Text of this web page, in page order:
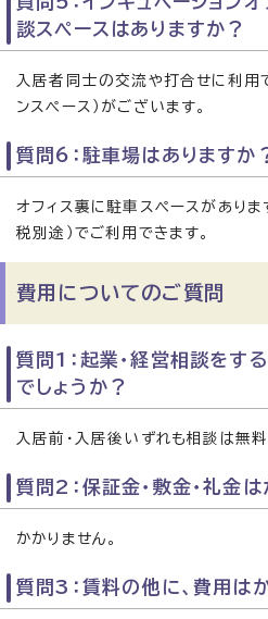
談スペースはありますか？
入居者同士の交流や打合せに利用
ンスペース）がございます。
質問6：駐車場はありますか
オフィス裏に駐車スペースがあり
税別途）でご利用できます。
費用についてのご質問
質問1：起業・経営相談をす
でしょうか？
入居前・入居後いずれも相談は無料
質問2：保証金・敷金・礼金
かかりません。
質問3：賃料の他に、費用は